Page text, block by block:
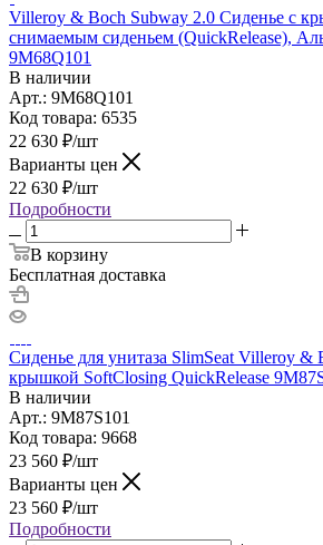
Villeroy & Boch Subway 2.0 Сиденье с
снимаемым сиденьем (QuickRelease),
9M68Q101
В наличии
Арт.: 9M68Q101
Код товара: 6535
22 630 ₽/шт
Варианты цен
22 630 ₽/шт
Подробности
В корзину
Бесплатная доставка
Сиденье для унитаза SlimSeat Villeroy &
крышкой SoftClosing QuickRelease
В наличии
Арт.: 9M87S101
Код товара: 9668
23 560 ₽/шт
Варианты цен
23 560 ₽/шт
Подробности